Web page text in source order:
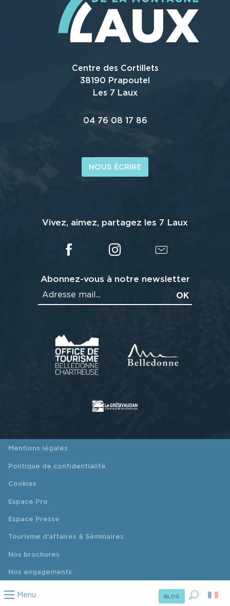
Menu BLOG
Centre des Cortillets
38190 Prapoutel
Les 7 Laux
04 76 08 17 86
NOUS ÉCRIRE
Vivez, aimez, partagez les 7 Laux
Abonnez-vous à notre newsletter
Mentions légales
Politique de confidentialité
Cookies
Espace Pro
Espace Presse
Tourisme d'affaires & Séminaires
Nos brochures
Nos engagements